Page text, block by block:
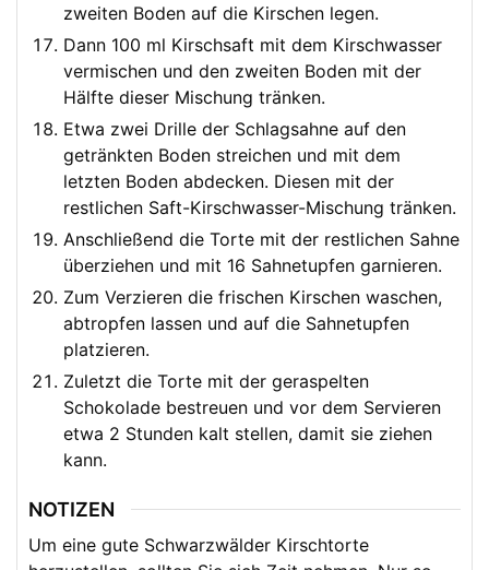
zweiten Boden auf die Kirschen legen.
Dann 100 ml Kirschsaft mit dem Kirschwasser
vermischen und den zweiten Boden mit der
Hälfte dieser Mischung tränken.
Etwa zwei Drille der Schlagsahne auf den
getränkten Boden streichen und mit dem
letzten Boden abdecken. Diesen mit der
restlichen Saft-Kirschwasser-Mischung tränken.
Anschließend die Torte mit der restlichen Sahne
überziehen und mit 16 Sahnetupfen garnieren.
Zum Verzieren die frischen Kirschen waschen,
abtropfen lassen und auf die Sahnetupfen
platzieren.
Zuletzt die Torte mit der geraspelten
Schokolade bestreuen und vor dem Servieren
etwa 2 Stunden kalt stellen, damit sie ziehen
kann.
NOTIZEN
Um eine gute Schwarzwälder Kirschtorte